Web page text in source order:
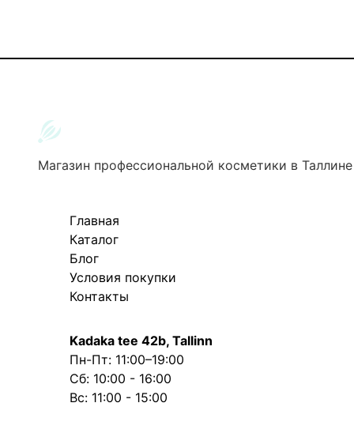
Магазин профессиональной косметики в Таллине
Главная
Каталог
Блог
Условия покупки
Контакты
Kadaka tee 42b, Tallinn
Пн-Пт: 11:00–19:00
Сб: 10:00 - 16:00
Вс: 11:00 - 15:00